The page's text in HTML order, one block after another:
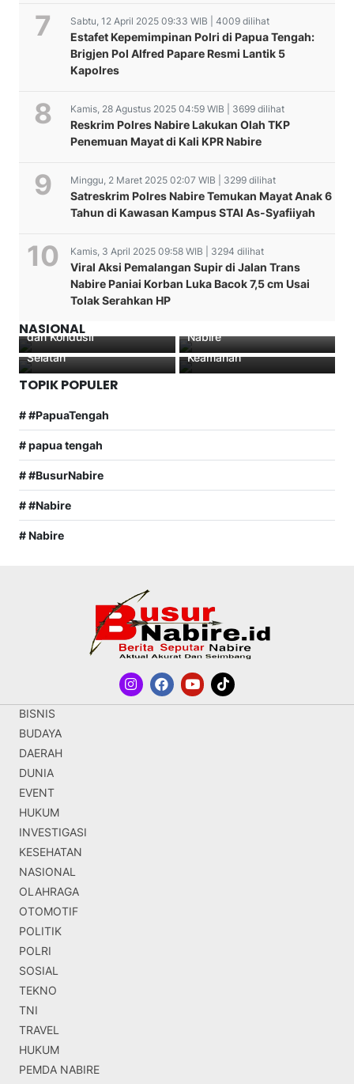
Sabtu, 12 April 2025 09:33 WIB | 4009 dilihat
Estafet Kepemimpinan Polri di Papua Tengah:
Brigjen Pol Alfred Papare Resmi Lantik 5
Kapolres
Kamis, 28 Agustus 2025 04:59 WIB | 3699 dilihat
Reskrim Polres Nabire Lakukan Olah TKP
Penemuan Mayat di Kali KPR Nabire
Minggu, 2 Maret 2025 02:07 WIB | 3299 dilihat
Satreskrim Polres Nabire Temukan Mayat Anak 6
Tahun di Kawasan Kampus STAI As-Syafiiyah
Kamis, 3 April 2025 09:58 WIB | 3294 dilihat
Viral Aksi Pemalangan Supir di Jalan Trans
Nabire Paniai Korban Luka Bacok 7,5 cm Usai
Tolak Serahkan HP
NASIONAL
Polres Dogiyai Polda
Papua Melakukan Patroli
Malam Menjaga Sit
dan Kondusif
Nabire
Penghentian kasus
dugaan pemerkosaan di
Luwu Timur, Sulawesi
Selatan
Polres Nabire Siaga
Penuh! 700 Personel
Kawal Aksi Mahasiswa
Toleransi untuk Gangguan
Keamanan
TOPIK POPULER
# #PapuaTengah
# papua tengah
# #BusurNabire
# #Nabire
# Nabire
BISNIS
BUDAYA
DAERAH
DUNIA
EVENT
HUKUM
INVESTIGASI
KESEHATAN
NASIONAL
OLAHRAGA
OTOMOTIF
POLITIK
POLRI
SOSIAL
TEKNO
TNI
TRAVEL
HUKUM
PEMDA NABIRE